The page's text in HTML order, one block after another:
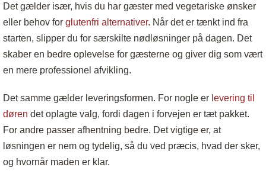
Det gælder især, hvis du har gæster med vegetariske ønsker
eller behov for glutenfri alternativer. Når det er tænkt ind fra
starten, slipper du for særskilte nød­løsninger på dagen. Det
skaber en bedre oplevelse for gæsterne og giver dig som vært
en mere professionel afvikling.
Det samme gælder leveringsformen. For nogle er levering til
døren det oplagte valg, fordi dagen i forvejen er tæt pakket.
For andre passer afhentning bedre. Det vigtige er, at
løsningen er nem og tydelig, så du ved præcis, hvad der sker,
og hvornår maden er klar.